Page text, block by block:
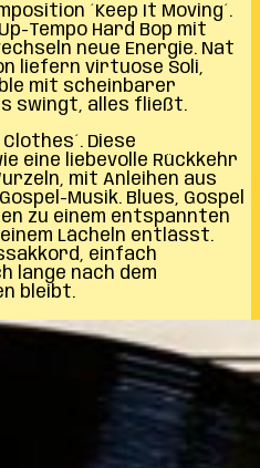
´Keep It Moving´.
Tempo Hard Bop mit
neue Energie. Nat
liefern virtuose Soli,
mit scheinbarer
swingt, alles fließt.
Diese
eine liebevolle Rückkehr
mit Anleihen aus
Musik. Blues, Gospel
zu einem entspannten
Lächeln entlässt.
einfach
lange nach dem
bleibt.